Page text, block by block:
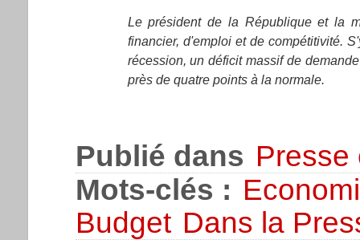
Le président de la République et la
financier, d'emploi et de compétitivité.
récession, un déficit massif de
près de quatre points à la normale.
Publié dans Presse
Mots-clés :
Budget Dans la